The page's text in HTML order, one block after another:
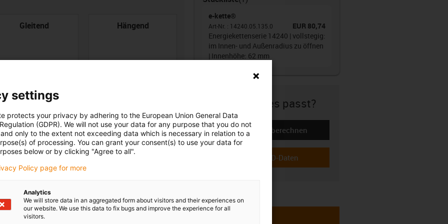
e-kette®
Art-Nr. : 14240.05.135.0
EUR 80,74
Energiekettenserie 14240 | vollstegig:
im Innen- und Außenradius zu öffnen
| Innenhöhe: 62 mm
Unsicher ob es passt?
igus-icon-lebensdauerrechner
Lebensdauer berechnen
igus-icon-cad-dateien
Download CAD-Daten
checkGleitend Hängend
[Bi] [mm] Biegeradius [R] [mm]
135
settings
protects your privacy by adhering to the European Union General Data
(GDPR). We will not use your data for any purpose that you do not
only to the extent not exceeding data which is necessary in relation to a
of processing. You can grant your consent(s) to use your data for
below or by clicking "Agree to all".
Policy page for more
Analytics
We will store data in an aggregated form about visitors and their experiences on
our website. We use this data to fix bugs and improve the experience for all
visitors.